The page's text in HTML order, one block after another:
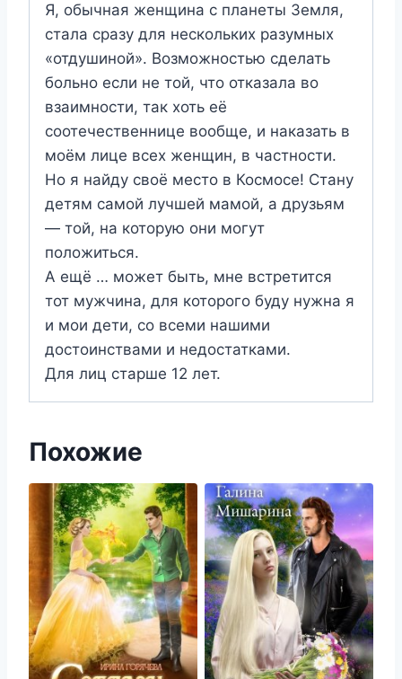
Я, обычная женщина с планеты Земля,
стала сразу для нескольких разумных
«отдушиной». Возможностью сделать
больно если не той, что отказала во
взаимности, так хоть её
соотечественнице вообще, и наказать в
моём лице всех женщин, в частности.
Но я найду своё место в Космосе! Стану
детям самой лучшей мамой, а друзьям
— той, на которую они могут
положиться.
А ещё … может быть, мне встретится
тот мужчина, для которого буду нужна я
и мои дети, со всеми нашими
достоинствами и недостатками.
Для лиц старше 12 лет.
Похожие